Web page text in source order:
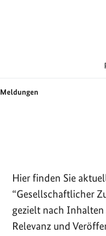
Meldungen
Hier finden Sie
“Gesellschaftlicher
gezielt nach Inhalten
Relevanz und